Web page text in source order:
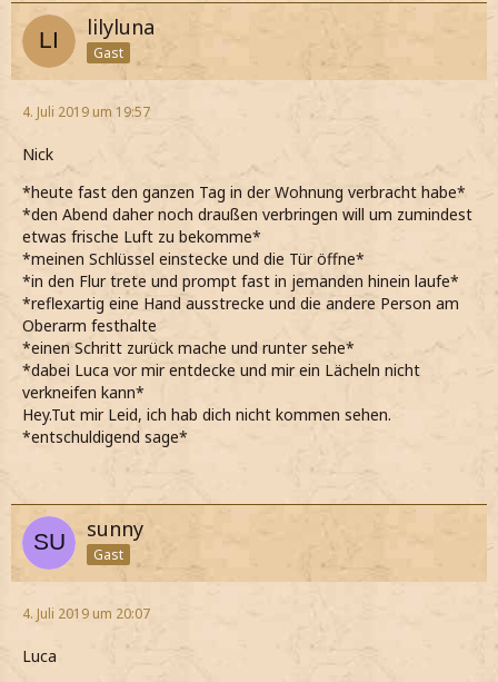
lilyluna
Gast
4. Juli 2019 um 19:57
Nick
*heute fast den ganzen Tag in der Wohnung verbracht habe*
*den Abend daher noch draußen verbringen will um zumindest
etwas frische Luft zu bekomme*
*meinen Schlüssel einstecke und die Tür öffne*
*in den Flur trete und prompt fast in jemanden hinein laufe*
*reflexartig eine Hand ausstrecke und die andere Person am
Oberarm festhalte
*einen Schritt zurück mache und runter sehe*
*dabei Luca vor mir entdecke und mir ein Lächeln nicht
verkneifen kann*
Hey.Tut mir Leid, ich hab dich nicht kommen sehen.
*entschuldigend sage*
sunny
Gast
4. Juli 2019 um 20:07
Luca